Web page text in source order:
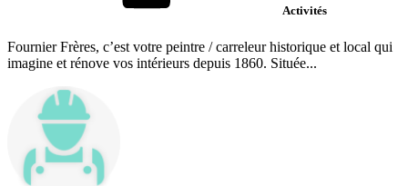
Activités
Fournier Frères, c’est votre peintre / carreleur historique et local qui
imagine et rénove vos intérieurs depuis 1860. Située...